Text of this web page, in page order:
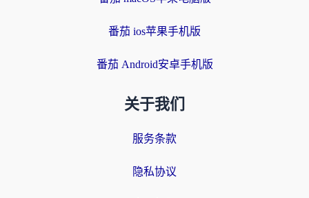
番茄 ios苹果手机版
番茄 Android安卓手机版
关于我们
服务条款
隐私协议